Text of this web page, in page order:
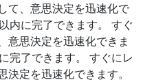
て、意思決定を迅速化で
内に完了できます。
すぐ
意思決定を迅速化できま
完了できます。
すぐにレ
定を迅速化できます。